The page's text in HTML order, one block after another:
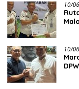
10/
10/